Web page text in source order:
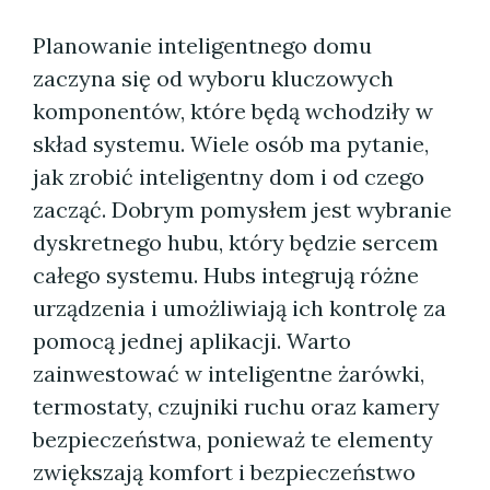
Planowanie inteligentnego domu
zaczyna się od wyboru kluczowych
komponentów, które będą wchodziły w
skład systemu. Wiele osób ma pytanie,
jak zrobić inteligentny dom i od czego
zacząć. Dobrym pomysłem jest wybranie
dyskretnego hubu, który będzie sercem
całego systemu. Hubs integrują różne
urządzenia i umożliwiają ich kontrolę za
pomocą jednej aplikacji. Warto
zainwestować w inteligentne żarówki,
termostaty, czujniki ruchu oraz kamery
bezpieczeństwa, ponieważ te elementy
zwiększają komfort i bezpieczeństwo